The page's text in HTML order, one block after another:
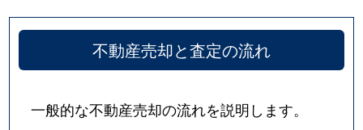
不動産売却と査定の流れ
一般的な不動産売却の流れを説明します。